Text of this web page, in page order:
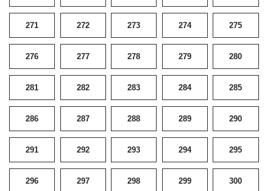
271 272 273 274 275
276 277 278 279 280
281 282 283 284 285
286 287 288 289 290
291 292 293 294 295
296 297 298 299 300